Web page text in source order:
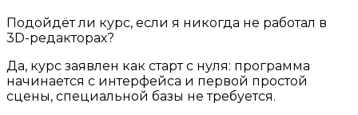
Подойдёт ли курс, если я никогда не работал в
3D-редакторах?
Да, курс заявлен как старт с нуля: программа
начинается с интерфейса и первой простой
сцены, специальной базы не требуется.